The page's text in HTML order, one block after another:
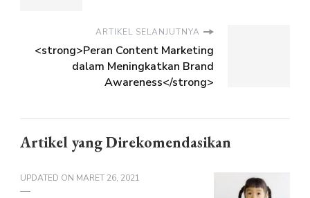
ARTIKEL SELANJUTNYA
<strong>Peran Content Marketing
dalam Meningkatkan Brand
Awareness</strong>
Artikel yang Direkomendasikan
UPDATED ON MARET 26, 2021